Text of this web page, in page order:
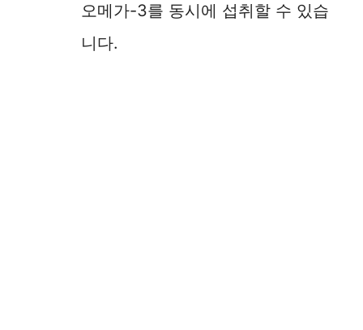
오메가-3를 동시에 섭취할 수 있습
니다.